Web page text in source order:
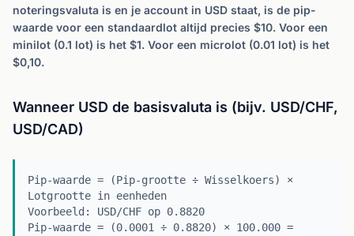
noteringsvaluta is en je account in USD staat, is de pip-
waarde voor een standaardlot altijd precies $10. Voor een
minilot (0.1 lot) is het $1. Voor een microlot (0.01 lot) is het
$0,10.
Wanneer USD de basisvaluta is (bijv. USD/CHF,
USD/CAD)
Pip-waarde = (Pip-grootte ÷ Wisselkoers) ×
Lotgrootte in eenheden
Voorbeeld: USD/CHF op 0.8820
Pip-waarde = (0.0001 ÷ 0.8820) × 100.000 =